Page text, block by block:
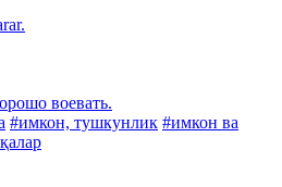
воевать.
#имкон, тушкунлик #имкон ва